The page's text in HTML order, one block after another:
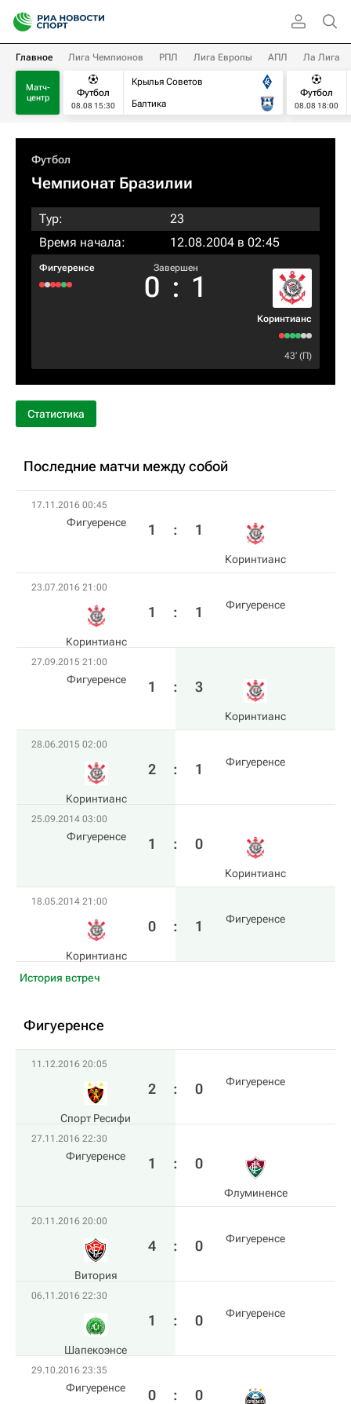
Главное Лига Чемпионов РПЛ Лига Европы АПЛ Ла Лига
Матч-
центр
Футбол
08.08 15:30
Крылья Советов
Балтика
Футбол
08.08 18:00
Футбол
Чемпионат Бразилии
Тур:
23
Время начала:
12.08.2004 в 02:45
Фигуеренсе Завершен
0 : 1
Коринтианс
43‎’‎ (П)
Статистика
Последние матчи между собой
17.11.2016 00:45
Фигуеренсе 1 : 1
Коринтианс
23.07.2016 21:00
Коринтианс
1 : 1 Фигуеренсе
27.09.2015 21:00
Фигуеренсе 1 : 3
Коринтианс
28.06.2015 02:00
Коринтианс
2 : 1 Фигуеренсе
25.09.2014 03:00
Фигуеренсе 1 : 0
Коринтианс
18.05.2014 21:00
Коринтианс
0 : 1 Фигуеренсе
История встреч
Фигуеренсе
11.12.2016 20:05
Спорт Ресифи
2 : 0 Фигуеренсе
27.11.2016 22:30
Фигуеренсе 1 : 0
Флуминенсе
20.11.2016 20:00
Витория
4 : 0 Фигуеренсе
06.11.2016 22:30
Шапекоэнсе
1 : 0 Фигуеренсе
29.10.2016 23:35
Фигуеренсе 0 : 0